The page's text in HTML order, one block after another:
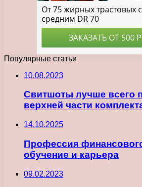
Популярные статьи
10.08.2023
Свитшоты лучше всего
верхней части
14.10.2025
Профессия
обучение и карьера
09.02.2023